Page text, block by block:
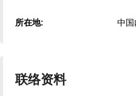
所在地: 中国
联络资料